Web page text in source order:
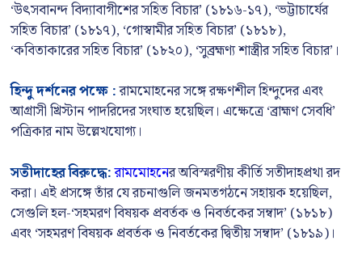
‘উৎসবানন্দ বিদ্যাবাগীশের সহিত বিচার’ (১৮১৬-১৭), ‘ভট্টাচার্যের
সহিত বিচার’ (১৮১৭), ‘গোস্বামীর সহিত বিচার’ (১৮১৮),
‘কবিতাকারের সহিত বিচার’ (১৮২০), ‘সুব্রহ্মণ্য শাস্ত্রীর সহিত বিচার’।
হিন্দু দর্শনের পক্ষে :রামমোহনের সঙ্গে রক্ষণশীল হিন্দুদের এবং
আগ্রাসী খ্রিস্টান পাদরিদের সংঘাত হয়েছিল। এক্ষেত্রে ‘ব্রাহ্মণ সেবধি’
পত্রিকার নাম উল্লেখযোগ্য।
সতীদাহের বিরুদ্ধে:রামমোহনের অবিস্মরণীয় কীর্তি সতীদাহপ্রথা রদ
করা। এই প্রসঙ্গে তাঁর যে রচনাগুলি জনমতগঠনে সহায়ক হয়েছিল,
সেগুলি হল-‘সহমরণ বিষয়ক প্রবর্তক ও নিবর্তকের সম্বাদ’ (১৮১৮)
এবং ‘সহমরণ বিষয়ক প্রবর্তক ও নিবর্তকের দ্বিতীয় সম্বাদ’ (১৮১৯)।